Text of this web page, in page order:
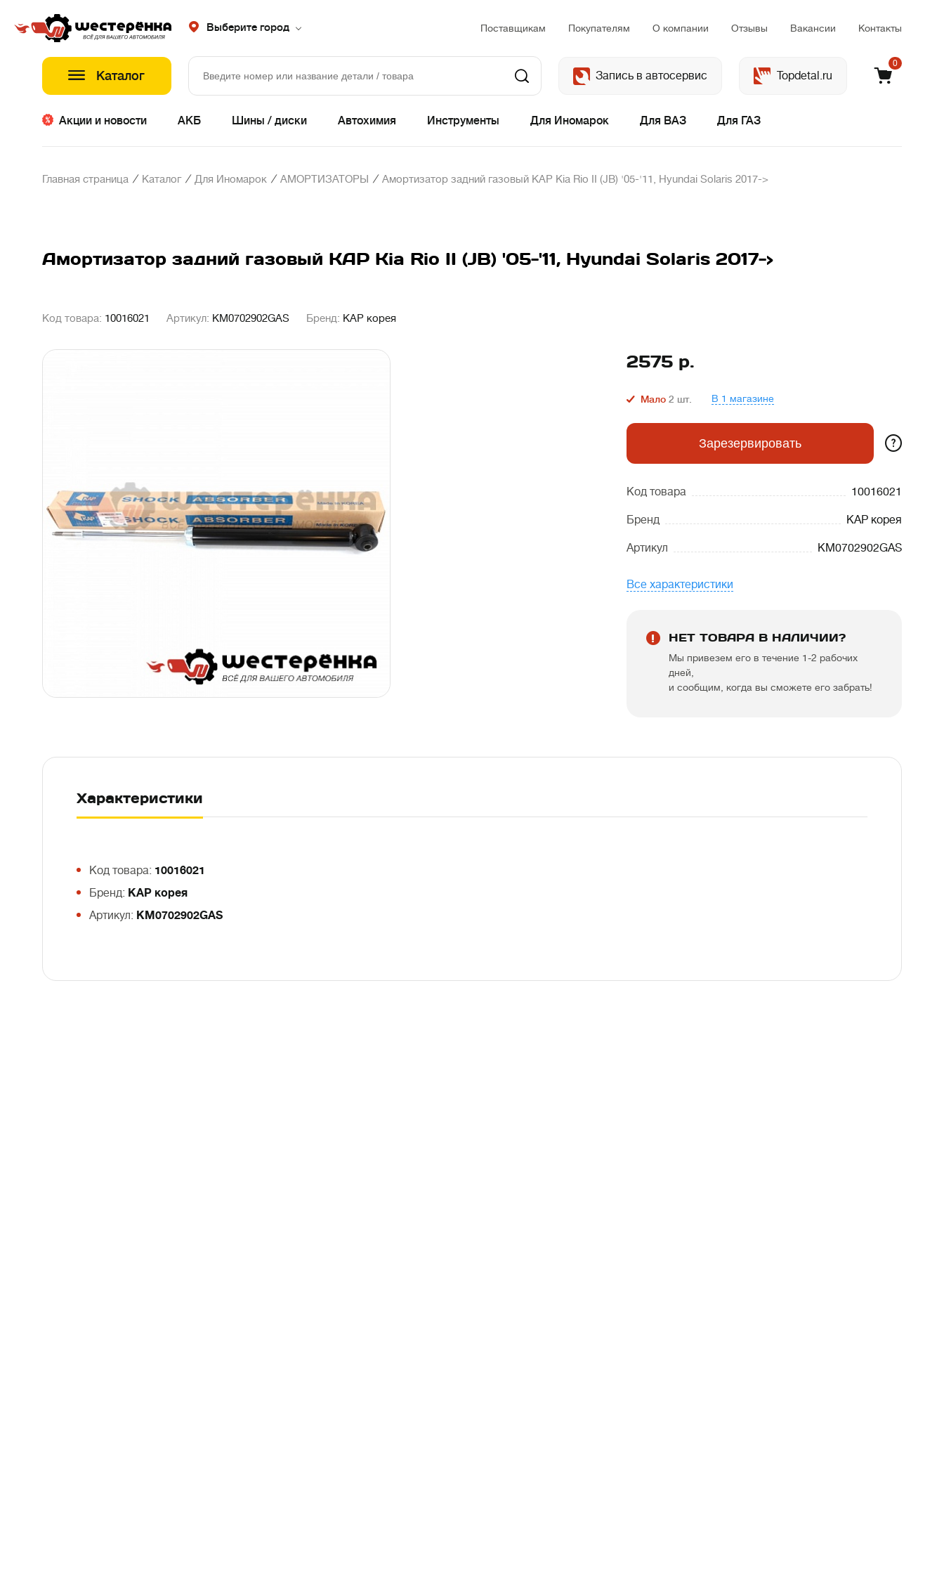
Выберите город Поставщикам Покупателям О компании Отзывы Вакансии Контакты
Каталог Запись в автосервис Topdetal.ru
0
Акции и новости АКБ Шины / диски Автохимия Инструменты Для Иномарок Для ВАЗ Для ГАЗ
Главная страница / Каталог / Для Иномарок / АМОРТИЗАТОРЫ / Амортизатор задний газовый KAP Kia Rio II (JB) '05-'11, Hyundai Solaris 2017->
Амортизатор задний газовый KAP Kia Rio II (JB) '05-'11, Hyundai Solaris 2017->
Код товара: 10016021 Артикул: KM0702902GAS Бренд: KAP корея
2575 р.
Мало 2 шт. В 1 магазине
Зарезервировать ?
Код товара 10016021
Бренд KAP корея
Артикул KM0702902GAS
Все характеристики
НЕТ ТОВАРА В НАЛИЧИИ?
Мы привезем его в течение 1-2 рабочих
дней,
и сообщим, когда вы сможете его забрать!
Характеристики
Код товара: 10016021
Бренд: KAP корея
Артикул: KM0702902GAS